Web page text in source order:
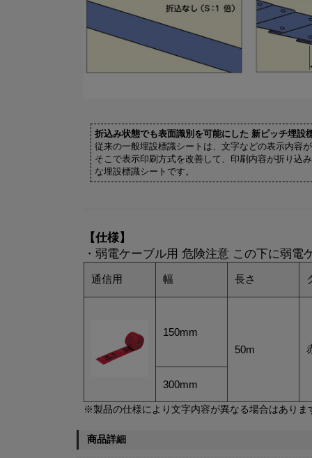
折込み状態でも表面識別を可能にした 新ピッチ埋設
従来の一般埋設標識シートは、文字などの表示内容
そこで表示印刷方式を改善して、印刷内容が折り込
な埋設標識シートです。
【仕様】
・弱電ケーブル用 危険注意 この下に弱電
通信用 幅 長さ
150mm
50m
300mm
※製品の仕様により文字内容が異なる場合はありま
商品詳細